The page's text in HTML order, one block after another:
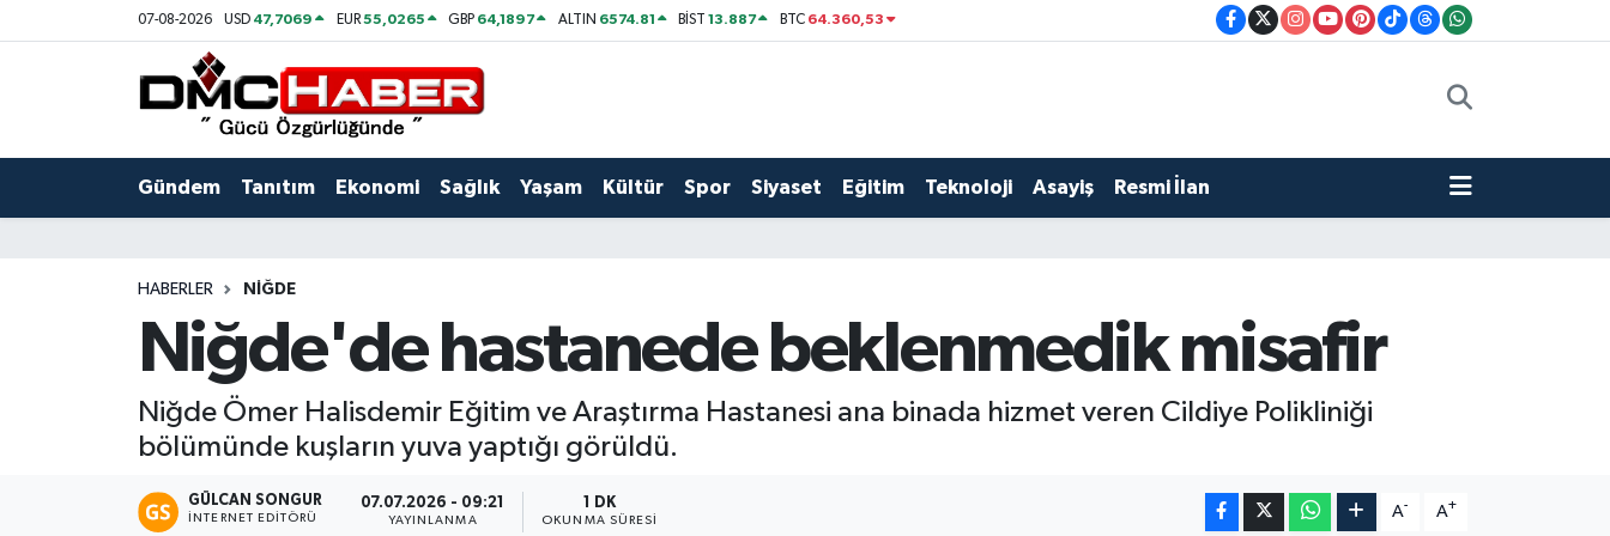
07-08-2026 USD 47,7069 EUR55,0265 GBP 64,1897 ALTIN 6574.81 BİST13.887 BTC 64.360,53
Gündem Tanıtım Ekonomi Sağlık Yaşam Kültür Spor Siyaset Eğitim Teknoloji Asayiş Resmi İlan
HABERLER NIĞDE
Niğde'de hastanede beklenmedik misafir
Niğde Ömer Halisdemir Eğitim ve Araştırma Hastanesi ana binada hizmet veren Cildiye Polikliniği
bölümünde kuşların yuva yaptığı görüldü.
GÜLCAN SONGUR
İNTERNET EDITÖRÜ
07.07.2026 - 09:21
YAYINLANMA
1 DK
OKUNMA SÜRESI
A- A+
Gündem
Siyaset
Nöbetçi Eczaneler
Tüm Manşetler
Son Dakika Haberleri
Haber Arşivi